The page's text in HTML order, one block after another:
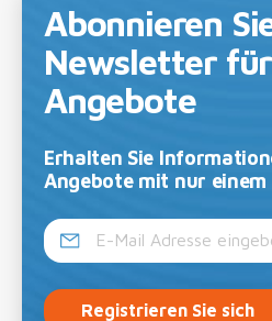
Abonnieren
Newsletter
Angebote
Erhalten Sie
Angebote mit nur einem
Registrieren Sie sich